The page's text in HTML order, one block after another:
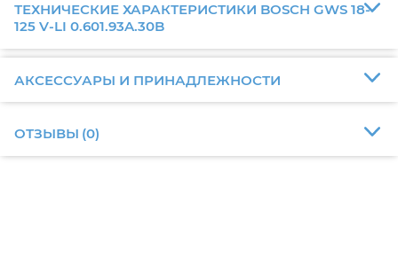
ТЕХНИЧЕСКИЕ ХАРАКТЕРИСТИКИ BOSCH GWS 18-
125 V-LI 0.601.93A.30B
АКСЕССУАРЫ И ПРИНАДЛЕЖНОСТИ
ОТЗЫВЫ (0)